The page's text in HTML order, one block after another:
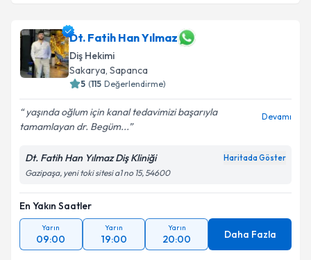
Dt. Fatih Han Yılmaz
Diş Hekimi
Sakarya, Sapanca
5 (115 Değerlendirme)
yaşında oğlum için kanal tedavimizi başarıyla
tamamlayan dr. Begüm...
Devamı
Dt. Fatih Han Yılmaz Diş Kliniği Haritada Göster
Gazipaşa, yeni toki sitesi a1 no 15, 54600
En Yakın Saatler
Yarın
09:00
Yarın
19:00
Yarın
20:00 Daha Fazla